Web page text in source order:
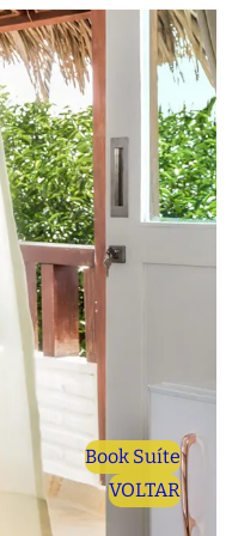
Book Suíte
VOLTAR